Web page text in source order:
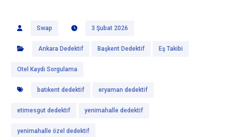
Swap 3 Şubat 2026
Ankara Dedektif Başkent Dedektif Eş Takibi
Otel Kaydı Sorgulama
batıkent dedektif eryaman dedektif
etimesgut dedektif yenimahalle dedektif
yenimahalle özel dedektif